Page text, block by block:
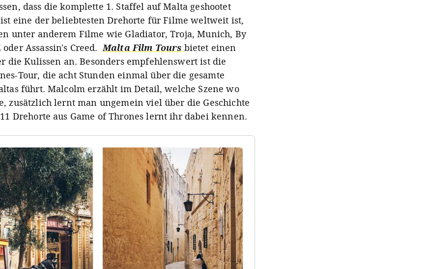
dass die komplette 1. Staffel auf Malta geshootet
eine der beliebtesten Drehorte für Filme weltweit ist,
unter anderem Filme wie Gladiator, Troja, Munich, By
oder Assassin's Creed.Malta Film Tours bietet einen
die Kulissen an. Besonders empfehlenswert ist die
Tour, die acht Stunden einmal über die gesamte
führt. Malcolm erzählt im Detail, welche Szene wo
zusätzlich lernt man ungemein viel über die Geschichte
Drehorte aus Game of Thrones lernt ihr dabei kennen.